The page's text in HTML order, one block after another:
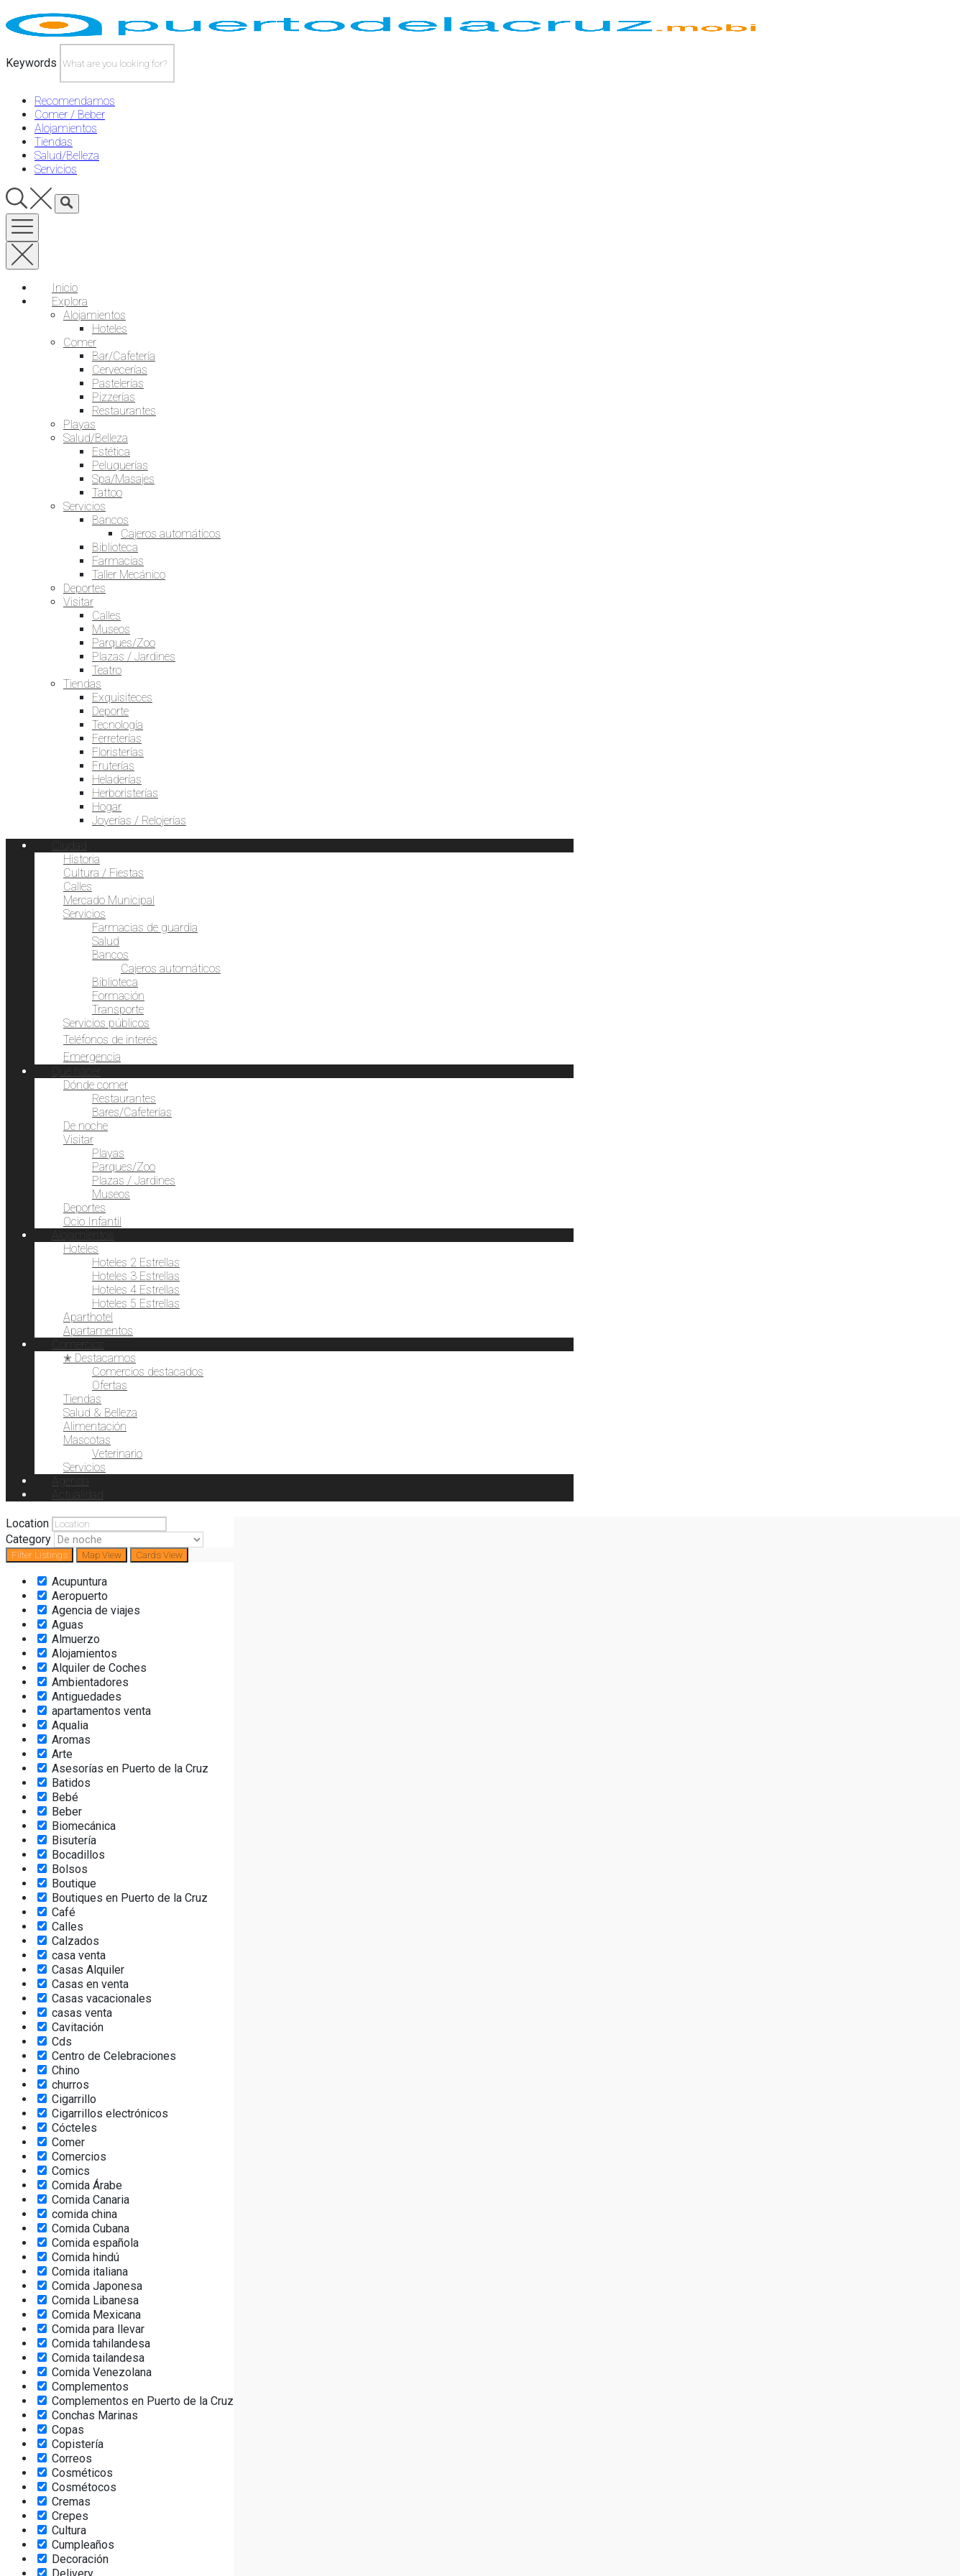
Skip
to
content
Keywords
Recomendamos
Comer / Beber
Alojamientos
Tiendas
Salud/Belleza
Servicios
Inicio
Explora
Alojamientos
Hoteles
Comer
Bar/Cafetería
Cervecerías
Pastelerías
Pizzerías
Restaurantes
Playas
Salud/Belleza
Estética
Peluquerías
Spa/Masajes
Tattoo
Servicios
Bancos
Cajeros automáticos
Biblioteca
Farmacias
Taller Mecánico
Deportes
Visitar
Calles
Museos
Parques/Zoo
Plazas / Jardines
Teatro
Tiendas
Exquisiteces
Deporte
Tecnología
Ferreterías
Floristerías
Fruterías
Heladerías
Herboristerías
Hogar
Joyerías / Relojerías
Ciudad
Historia
Cultura / Fiestas
Calles
Mercado Municipal
Servicios
Farmacias de guardia
Salud
Bancos
Cajeros automáticos
Biblioteca
Formación
Transporte
Servicios públicos
Teléfonos de interés
Emergencia
Qué hacer
Dónde comer
Restaurantes
Bares/Cafeterías
De noche
Visitar
Playas
Parques/Zoo
Plazas / Jardines
Museos
Deportes
Ocio Infantil
Alojamientos
Hoteles
Hoteles 2 Estrellas
Hoteles 3 Estrellas
Hoteles 4 Estrellas
Hoteles 5 Estrellas
Aparthotel
Apartamentos
Comercios
✭ Destacamos
Comercios destacados
Ofertas
Tiendas
Salud & Belleza
Alimentación
Mascotas
Veterinario
Servicios
Agenda
Actualidad
Location
Category
Filter Listings Map View Cards View
Acupuntura
Aeropuerto
Agencia de viajes
Aguas
Almuerzo
Alojamientos
Alquiler de Coches
Ambientadores
Antiguedades
apartamentos venta
Aqualia
Aromas
Arte
Asesorías en Puerto de la Cruz
Batidos
Bebé
Beber
Biomecánica
Bisutería
Bocadillos
Bolsos
Boutique
Boutiques en Puerto de la Cruz
Café
Calles
Calzados
casa venta
Casas Alquiler
Casas en venta
Casas vacacionales
casas venta
Cavitación
Cds
Centro de Celebraciones
Chino
churros
Cigarrillo
Cigarrillos electrónicos
Cócteles
Comer
Comercios
Comics
Comida Árabe
Comida Canaria
comida china
Comida Cubana
Comida española
Comida hindú
Comida italiana
Comida Japonesa
Comida Libanesa
Comida Mexicana
Comida para llevar
Comida tahilandesa
Comida tailandesa
Comida Venezolana
Complementos
Complementos en Puerto de la Cruz
Conchas Marinas
Copas
Copistería
Correos
Cosméticos
Cosmétocos
Cremas
Crepes
Cultura
Cumpleaños
Decoración